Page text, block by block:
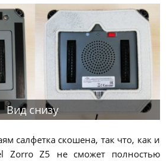
Вид снизу
салфетка скошена, так что, как и
Zorro Z5 не сможет полностью